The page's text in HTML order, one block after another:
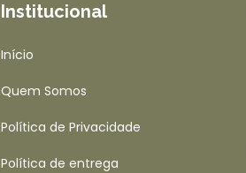
Institucional
Início
Quem Somos
Política de Privacidade
Política de entrega